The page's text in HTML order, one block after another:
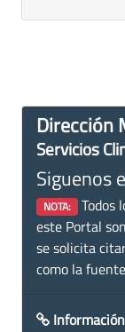
Dirección
Servicios
Siguenos
NOTA: Todos
este Portal
se solicita
como la